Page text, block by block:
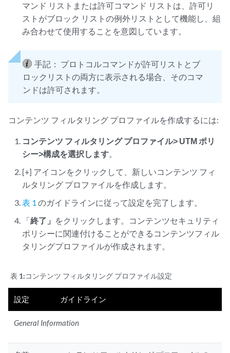
マンド リストまたは許可コマンド リストは、許可リ
ストがブロック リストの例外リストとして機能し、組
み合わせて使用することを意図しています。
手記： プロトコルコマンドが許可リストとブ
ロックリストの両方に表示される場合、そのコマ
ンドは許可されます。
コンテンツ フィルタリング プロファイルを作成するには:
コンテンツ フィルタリング プロファイル> UTM ポリ
シー>構成を選択します。
[+] アイコンをクリックして、新しいコンテンツ フィ
ルタリング プロファイルを作成します。
表 1 のガイドラインに従って設定を完了します。
「終了」 をクリックします。コンテンツセキュリティ
ポリシーに関連付けることができるコンテンツフィル
タリングプロファイルが作成されます。
表 1:コンテンツ フィルタリング プロファイル設定
設定 ガイドライン
General Information